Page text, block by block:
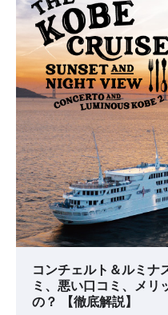
コンチェルト＆ルミナ
ミ、悪い口コミ、メ
の？ 【徹底解説】